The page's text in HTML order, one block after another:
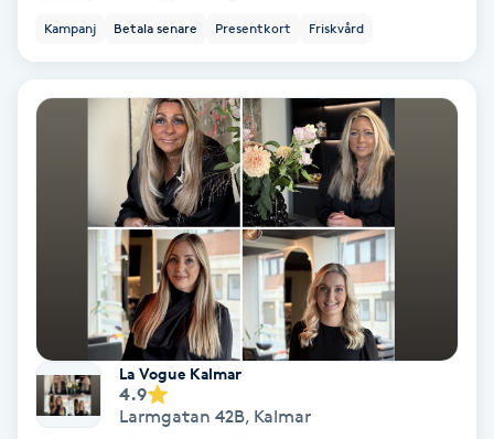
Skönhet
Spa manikyr & pedikyr
Spa-manikyr
Kampanj Betala senare Presentkort Friskvård
La Vogue Kalmar
4.9
Larmgatan 42B, Kalmar